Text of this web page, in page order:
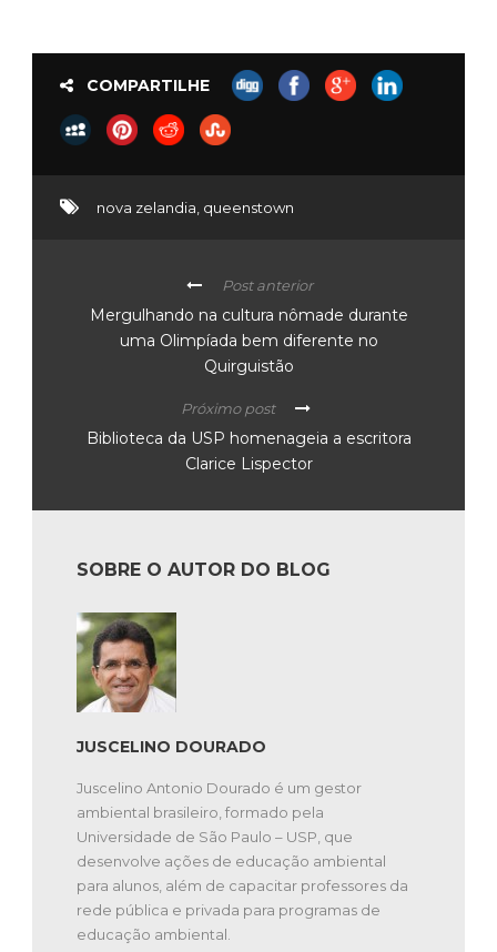
COMPARTILHE
nova zelandia queenstown
Post anterior
Mergulhando na cultura nômade durante
uma Olimpíada bem diferente no
Quirguistão
Próximo post
Biblioteca da USP homenageia a escritora
Clarice Lispector
SOBRE O AUTOR DO BLOG
JUSCELINO DOURADO
Juscelino Antonio Dourado é um gestor
ambiental brasileiro, formado pela
Universidade de São Paulo – USP, que
desenvolve ações de educação ambiental
para alunos, além de capacitar professores da
rede pública e privada para programas de
educação ambiental.